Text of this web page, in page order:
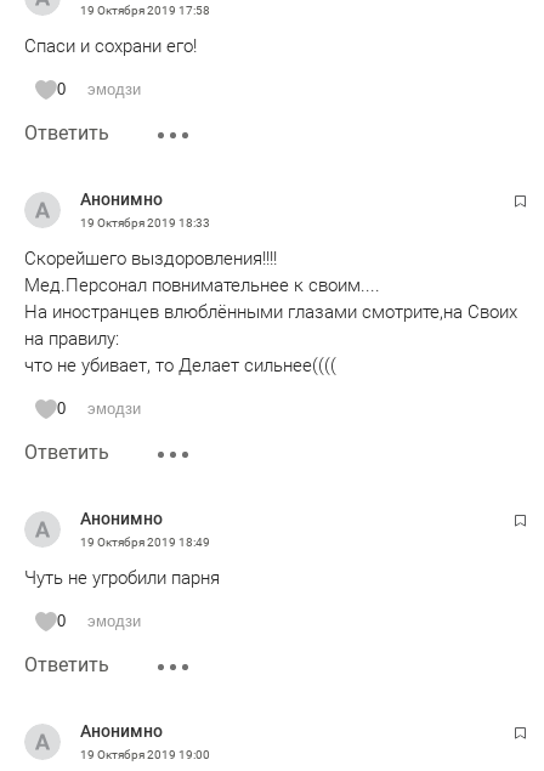
19 Октября 2019 17:58
Спаси и сохрани его!
0 эмодзи
Ответить
Анонимно
19 Октября 2019 18:33
Скорейшего выздоровления!!!!
Мед.Персонал повнимательнее к своим....
На иностранцев влюблёнными глазами смотрите,на Своих
на правилу:
что не убивает, то Делает сильнее((((
0 эмодзи
Ответить
Анонимно
19 Октября 2019 18:49
Чуть не угробили парня
0 эмодзи
Ответить
Анонимно
19 Октября 2019 19:00